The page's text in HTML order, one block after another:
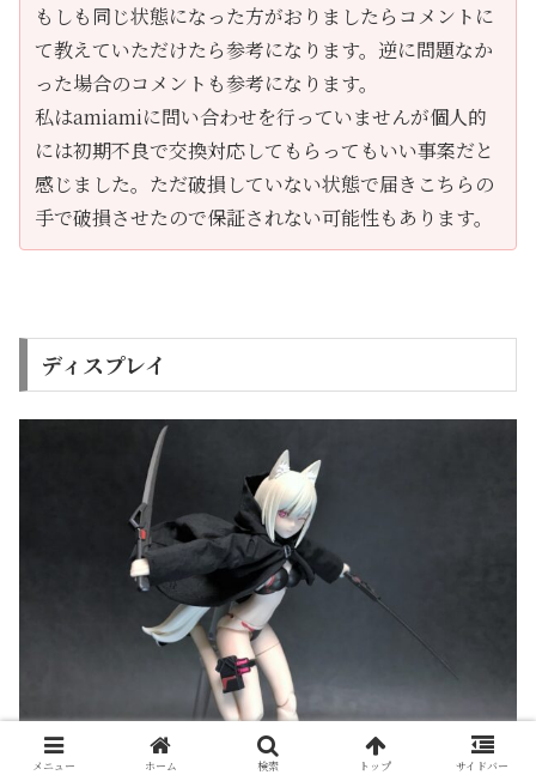
もしも同じ状態になった方がおりましたらコメントに
て教えていただけたら参考になります。逆に問題なか
った場合のコメントも参考になります。
私はamiamiに問い合わせを行っていませんが個人的
には初期不良で交換対応してもらってもいい事案だと
感じました。ただ破損していない状態で届きこちらの
手で破損させたので保証されない可能性もあります。
ディスプレイ
メニュー ホーム 検索 トップ サイドバー